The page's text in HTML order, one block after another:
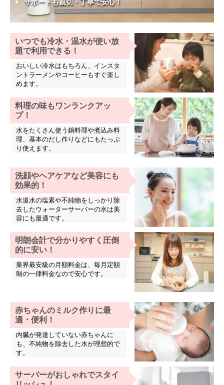
いつでも冷水・温水が使い放
題で利用できる！
おいしい冷水はもちろん、インスタ
ントラーメンやコーヒーもすぐ楽し
めます。
料理の味もワンランクアッ
プ！
水をたくさん使う鍋料理や煮込み料
理、基本のだし作りなどにもたっぷ
り使えます。
洗顔やヘアケアなど美容にも
効果的！
水道水の塩素や不純物をしっかり除
去したウォーターサーバーの水は美
容にも最適です。
明朗会計で分かりやすく圧倒
的に安い！
業界最安級の月額料金は、毎月定額
制の一律料金なので安心です。
赤ちゃんのミルク作りに最
適・便利！
内臓が発達していない赤ちゃんに
も、不純物を除去した水が理想的で
す。
サーバーがおしゃれでスタイ